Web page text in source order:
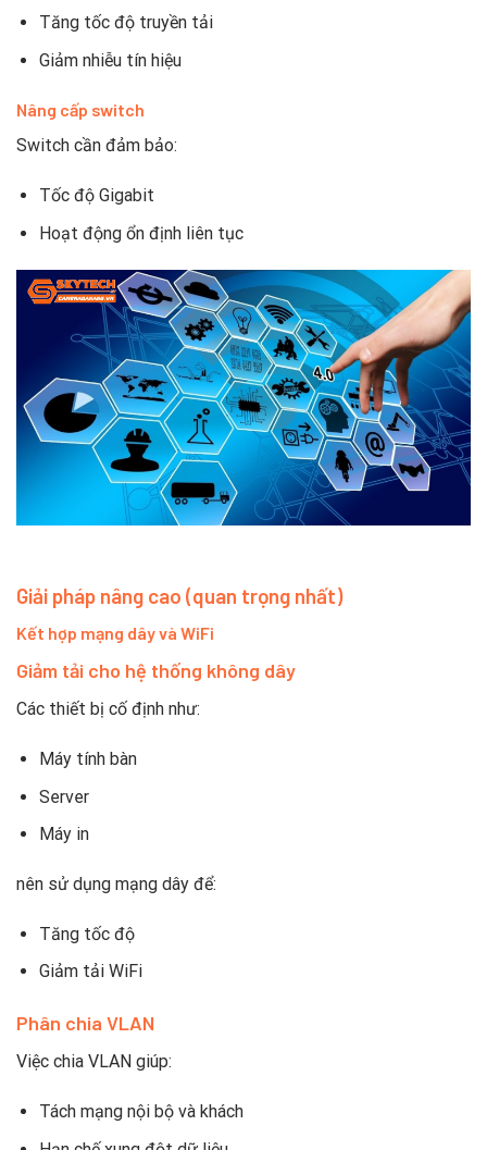
Tăng tốc độ truyền tải
Giảm nhiễu tín hiệu
Nâng cấp switch
Switch cần đảm bảo:
Tốc độ Gigabit
Hoạt động ổn định liên tục
Giải pháp nâng cao (quan trọng nhất)
Kết hợp mạng dây và WiFi
Giảm tải cho hệ thống không dây
Các thiết bị cố định như:
Máy tính bàn
Server
Máy in
nên sử dụng mạng dây để:
Tăng tốc độ
Giảm tải WiFi
Phân chia VLAN
Việc chia VLAN giúp:
Tách mạng nội bộ và khách